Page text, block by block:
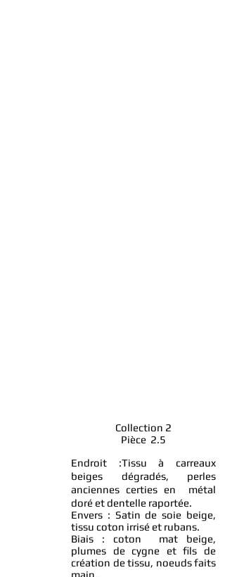
Collection 2
Pièce 2.5
Endroit :Tissu à carreaux
beiges dégradés, perles
anciennes certies en métal
doré et dentelle raportée.
Envers : Satin de soie beige,
tissu coton irrisé et rubans.
Biais : coton mat beige,
plumes de cygne et fils de
création de tissu, noeuds faits
main.